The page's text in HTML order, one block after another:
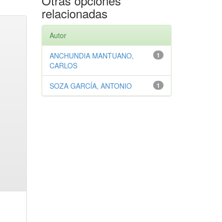
relacionadas
Autor
1
ANCHUNDIA MANTUANO,
CARLOS
1
SOZA GARCÍA, ANTONIO